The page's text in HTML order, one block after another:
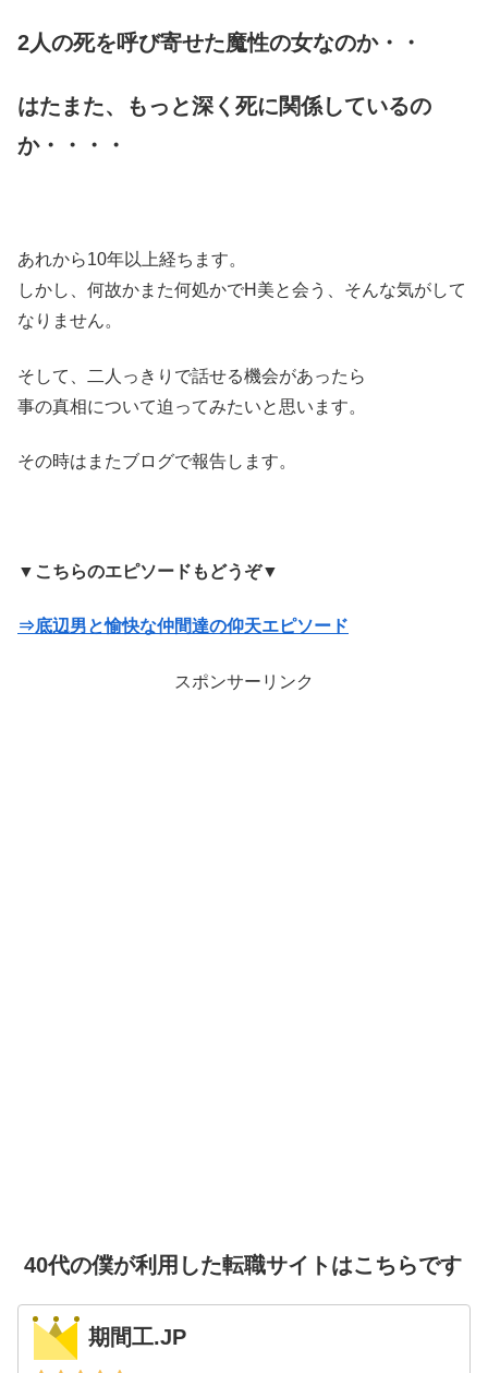
2人の死を呼び寄せた魔性の女なのか・・
はたまた、もっと深く死に関係しているの
か・・・・
あれから10年以上経ちます。
しかし、何故かまた何処かでH美と会う、そんな気がして
なりません。
そして、二人っきりで話せる機会があったら
事の真相について迫ってみたいと思います。
その時はまたブログで報告します。
▼こちらのエピソードもどうぞ▼
⇒底辺男と愉快な仲間達の仰天エピソード
スポンサーリンク
40代の僕が利用した転職サイトはこちらです
期間工.JP